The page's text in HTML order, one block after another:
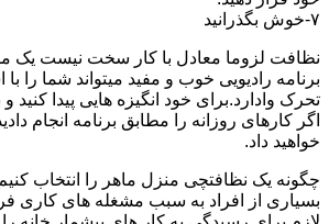
۷-خوش بگذرانید
نظافت لزوما معادل با کار سخت نیست یک
برنامه رادیویی خوب و مفید میتواند شما را
تحرک وادارد.برای خود انگیزه هایی پیدا کنید
اگر کارهای روزانه را مطابق برنامه انجام
خواهید داد.
چگونه یک نظافتچی منزل ماهر را انتخاب
بسیاری از افراد به سبب مشغله های کاری